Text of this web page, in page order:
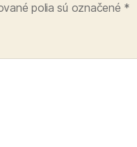
polia sú označené *